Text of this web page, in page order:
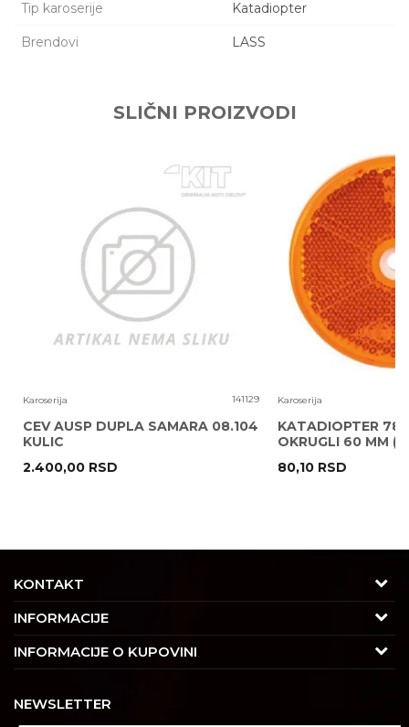
Tip karoserije Katadiopter
Brendovi LASS
POŠALJI
SLIČNI PROIZVODI
Karoserija 141129
CEV AUSP DUPLA SAMARA 08.104
KULIC
2.400,00 RSD
Karoserija
KATADIOPTER
OKRUGLI 60 MM ( )
80,10 RSD
KONTAKT
Adresa
Trgovačka 7/2, Čukarica
11030 Beograd, Srbija
INFORMACIJE
O nama
Saradnja
INFORMACIJE O KUPOVINI
Izjava o privatnosti i sigurnosti podataka
NEWSLETTER